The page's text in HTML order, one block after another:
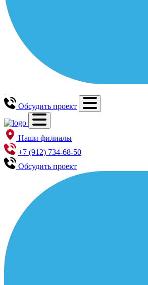
Обсудить проект
Наши филиалы
+7 (912) 734-68-50
Обсудить проект